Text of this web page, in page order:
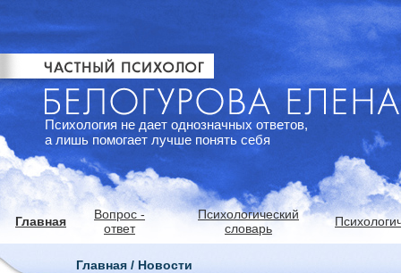
Психология не дает однозначных ответов,
а лишь помогает лучше понять себя
Главная
Вопрос -
ответ
Психологический
словарь
Главная / Новости